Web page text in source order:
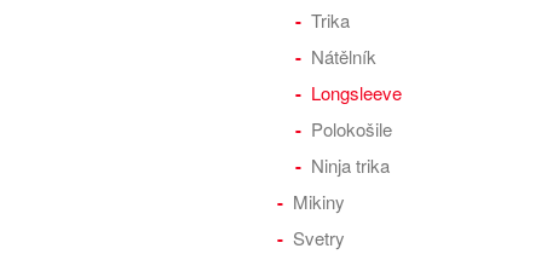
Trika
Nátělník
Longsleeve
Polokošile
Ninja trika
Mikiny
Svetry